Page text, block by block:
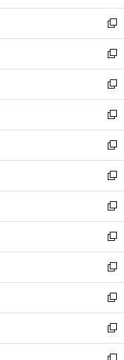
開
く
ウ
で
開
く
ン
ド
ウ
で
開
く
ウ
ィ
ン
ド
ウ
で
開
く
新
し
い
ウ
ィ
ン
ド
ウ
で
開
く
新
し
い
ウ
ィ
ン
ド
ウ
で
開
く
新
し
い
ウ
ィ
ン
ド
ウ
で
開
く
新
し
い
ウ
ィ
ン
ド
ウ
で
開
く
新
し
い
ウ
ィ
ン
ド
ウ
で
開
く
新
し
い
ウ
ィ
ン
ド
ウ
で
開
く
新
し
い
ウ
ィ
ン
ド
ウ
で
開
新
し
い
ウ
ィ
ン
ド
ウ
新
し
い
ウ
ィ
ン
新
し
い
ウ
新
し